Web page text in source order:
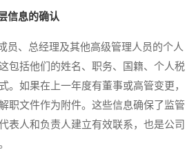
信息的确认
、总经理及其他高级管理人员的个人
包括他们的姓名、职务、国籍、个人税
。如果在上一年度有董事或高管变更，
职文件作为附件。这些信息确保了监管
表人和负责人建立有效联系，也是公司